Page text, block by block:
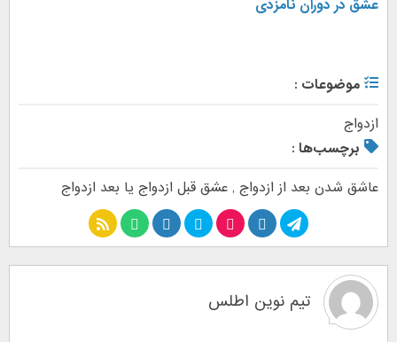
عشق در دوران نامزدی
موضوعات :
ازدواج
برچسب‌ها :
عاشق شدن بعد از ازدواج , عشق قبل ازدواج یا بعد ازدواج
تیم نوین اطلس